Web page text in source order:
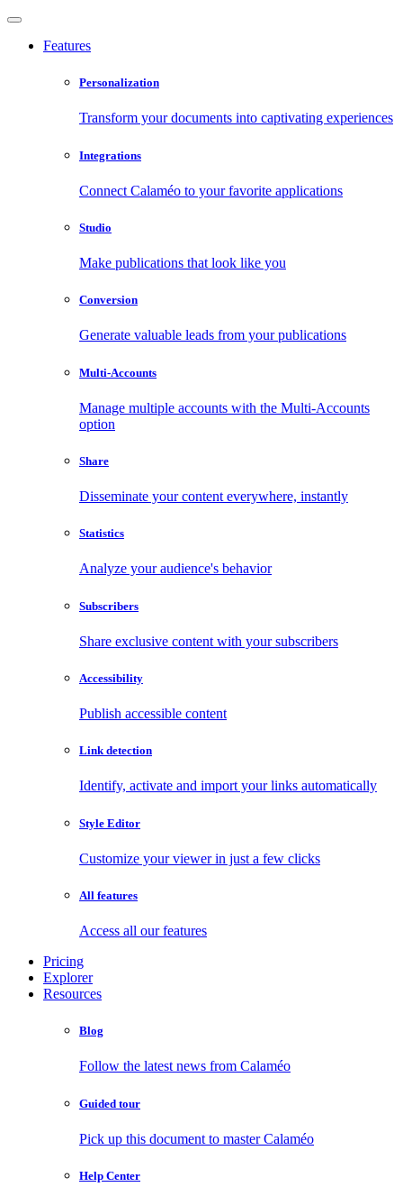
Features
Personalization
Transform your documents into captivating experiences
Integrations
Connect Calaméo to your favorite applications
Studio
Make publications that look like you
Conversion
Generate valuable leads from your publications
Multi-Accounts
Manage multiple accounts with the Multi-Accounts
option
Share
Disseminate your content everywhere, instantly
Statistics
Analyze your audience's behavior
Subscribers
Share exclusive content with your subscribers
Accessibility
Publish accessible content
Link detection
Identify, activate and import your links automatically
Style Editor
Customize your viewer in just a few clicks
All features
Access all our features
Pricing
Explorer
Resources
Blog
Follow the latest news from Calaméo
Guided tour
Pick up this document to master Calaméo
Help Center